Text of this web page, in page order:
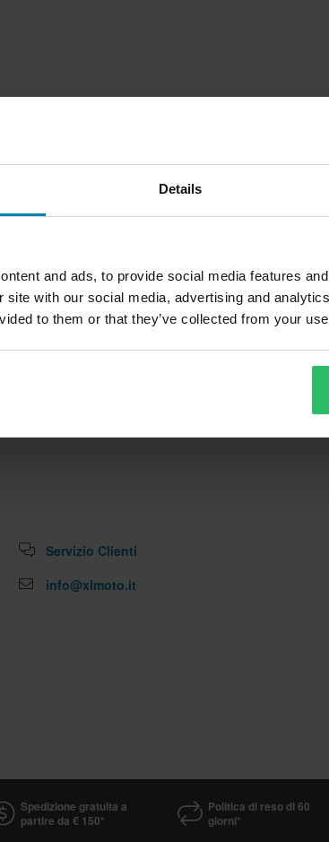
Details
and ads, to provide social media features
site with our social media, advertising and
to them or that they’ve collected from your
Servizio Clienti
info@xlmoto.it
Spedizione gratuita a
partire da € 150*
Politica di reso di 60
giorni*